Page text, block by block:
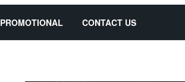
PROMOTIONAL CONTACT US